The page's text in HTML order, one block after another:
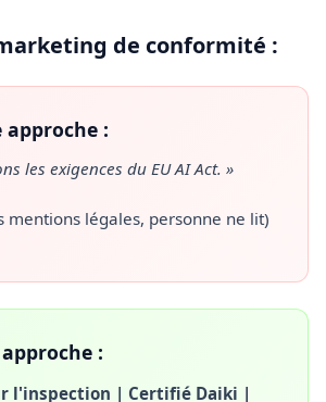
de conformité :
approche :
les exigences du EU AI Act. »
mentions légales, personne ne lit)
:
l'inspection | Certifié Daiki |